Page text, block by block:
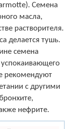
Семена
масла,
растворителя.
делается тушь.
семена
рекомендуют
с другими
нефрите.